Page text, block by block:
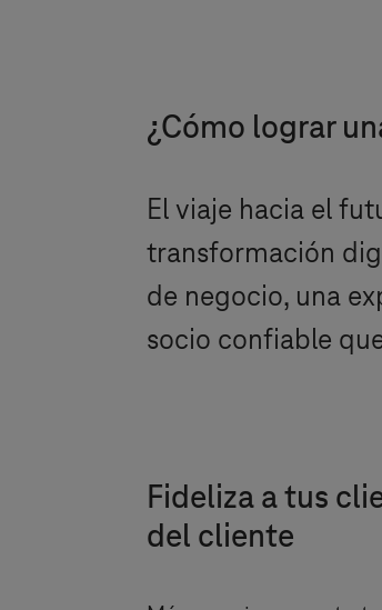
¿Cómo lograr
El viaje hacia el
transformación
de negocio, una
socio confiable
Fideliza a tus
del cliente